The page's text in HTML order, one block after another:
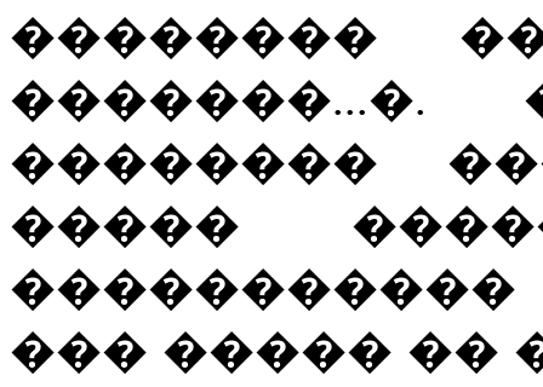
��������
�������...�.
��������
�����
��� ����� ��